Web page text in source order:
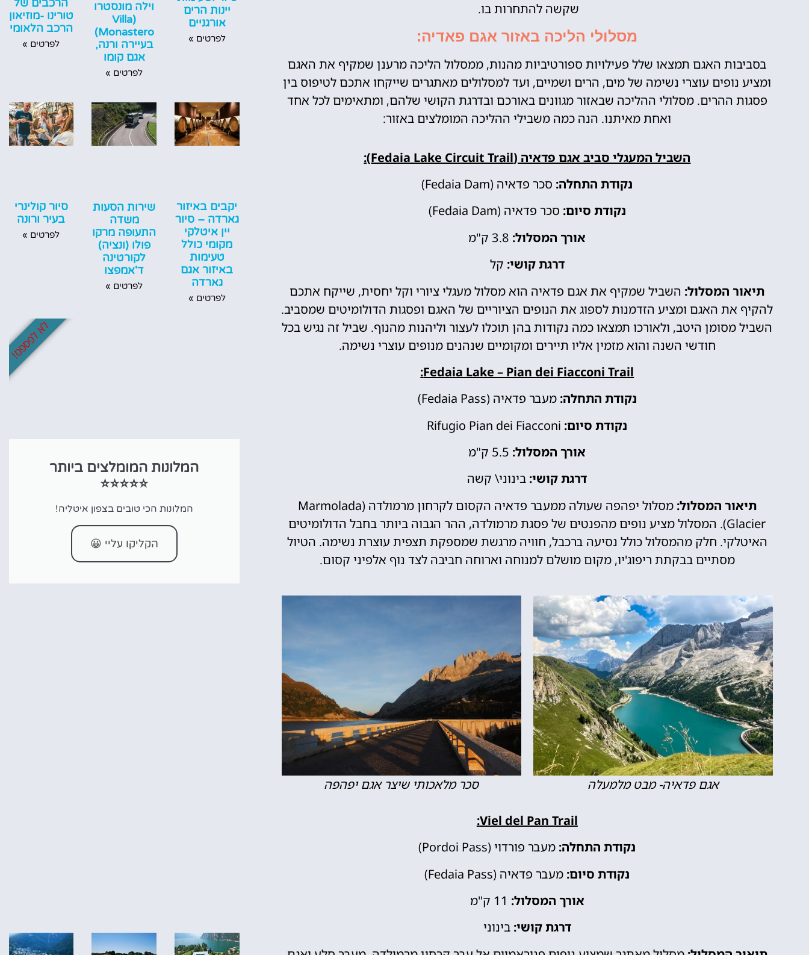
שקשה להתחרות בו.
מסלולי הליכה באזור אגם פאדיה:
בסביבות האגם תמצאו שלל פעילויות ספורטיביות מהנות, ממסלול הליכה מרענן שמקיף את האגם
ומציע נופים עוצרי נשימה של מים, הרים ושמיים, ועד למסלולים מאתגרים שייקחו אתכם לטיפוס בין
פסגות ההרים. מסלולי ההליכה שבאזור מגוונים באורכם ובדרגת הקושי שלהם, ומתאימים לכל אחד
ואחת מאיתנו. הנה כמה משבילי ההליכה המומלצים באזור:
השביל המעגלי סביב אגם פדאיה (Fedaia Lake Circuit Trail):
נקודת התחלה: סכר פדאיה (Fedaia Dam)
נקודת סיום: סכר פדאיה (Fedaia Dam)
אורך המסלול:
דרגת קושי: קל
תיאור המסלול: השביל שמקיף את אגם פדאיה הוא מסלול מעגלי ציורי וקל יחסית, שייקח אתכם
להקיף את האגם ומציע הזדמנות לספוג את הנופים הציוריים של האגם ופסגות הדולומיטים שמסביב.
השביל מסומן היטב, ולאורכו תמצאו כמה נקודות בהן תוכלו לעצור וליהנות מהנוף. שביל זה נגיש בכל
חודשי השנה והוא מזמין אליו תיירים ומקומיים שנהנים מנופים עוצרי נשימה.
Fedaia Lake – Pian dei Fiacconi Trail:
נקודת התחלה:מעבר פדאיה (Fedaia Pass)
נקודת סיום: Rifugio Pian dei Fiacconi
אורך המסלול:
דרגת קושי: בינוני\ קשה
תיאור המסלול:
מסלול יפהפה שעולה ממעבר פדאיה הקסום לקרחון מרמולדה (Marmolada
Glacier). המסלול מציע נופים מהפנטים של פסגת מרמולדה, ההר הגבוה ביותר בחבל הדולומיטים
האיטלקי. חלק מהמסלול כולל נסיעה ברכבל, חוויה מרגשת שמספקת תצפית עוצרת נשימה. הטיול
מסתיים בבקתת ריפוג'יו, מקום מושלם למנוחה וארוחה חביבה לצד נוף אלפיני קסום.
אגם פדאיה- מבט מלמעלה סכר מלאכותי שיצר אגם יפהפה
Viel del Pan Trail:
נקודת התחלה: מעבר פורדוי (Pordoi Pass)
נקודת סיום: מעבר פדאיה (Fedaia Pass)
אורך המסלול:
דרגת קושי: בינוני
יינות הרים
אורגניים
לפרטים »
וילה מונסטרו
(Villa
Monastero)
בעיירה ורנה,
אגם קומו
לפרטים »
הרכבים של
טורינו -מוזיאון
הרכב הלאומי
לפרטים »
יקבים באיזור
גארדה – סיור
יין איטלקי
מקומי כולל
טעימות
באיזור אגם
גארדה
לפרטים »
שירות הסעות
משדה
התעופה מרקו
פולו (ונציה)
לקורטינה
ד'אמפצו
לפרטים »
סיור קולינרי
בעיר ורונה
לפרטים »
המלונות המומלצים ביותר
⭐⭐⭐⭐⭐
המלונות הכי טובים בצפון איטליה!
הקליקו עליי 😀
לא לפספס!